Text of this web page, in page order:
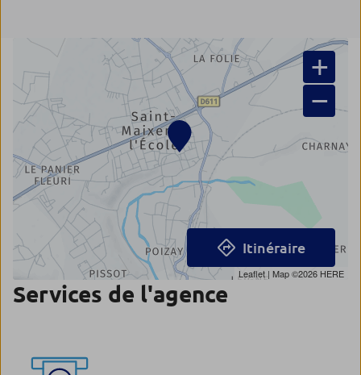
+
−
Leaflet | Map ©2026 HERE
Itinéraire
Services de l'agence